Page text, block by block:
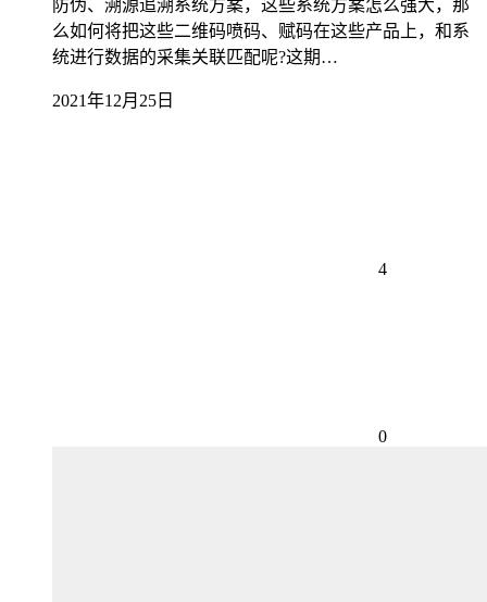
防伪、溯源追溯系统方案，这些系统方案怎么强大，那
么如何将把这些二维码喷码、赋码在这些产品上，和系
统进行数据的采集关联匹配呢?这期…
2021年12月25日
4
0